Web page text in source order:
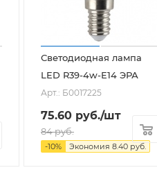
Светодиодная лампа
LED R39-4w-E14 ЭРА
Арт.: Б0017225
75.60 руб./шт
84руб.
-10% Экономия 8.40 руб.